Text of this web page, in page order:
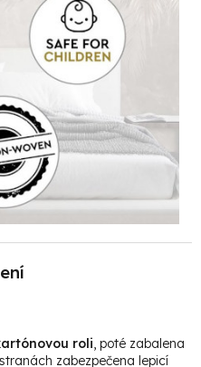
roli, poté zabalena
zabezpečena lepicí